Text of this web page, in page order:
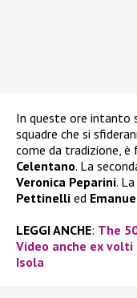
In queste ore intanto
squadre che si
come da tradizione,
Celentano. La
Veronica Peparini.
Pettinelli ed
LEGGI ANCHE: The
Video anche ex volti
Isola